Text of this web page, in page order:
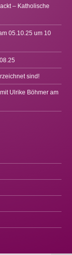
– Katholische
05.10.25 um 10
sind!
Ulrike Böhmer am